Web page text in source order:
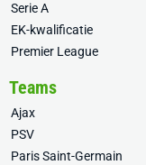
Serie A
EK-kwalificatie
Premier League
Teams
Ajax
PSV
Paris Saint-Germain